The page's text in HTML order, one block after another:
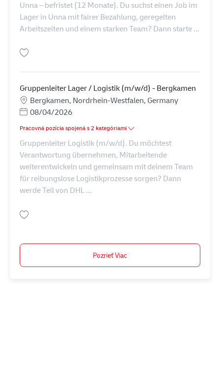
Unna – befristet (12 Monate). Du suchst einen Job im
Lager in Unna mit fairer Bezahlung, geregelten
Arbeitszeiten und einem starken Team? Dann starte ...
Gruppenleiter Lager / Logistik (m/w/d) - Bergkamen
MiestoBergkamen, Nordrhein-Westfalen, Germany
Posted Date
08/04/2026
Pracovná pozícia spojená s 2 kategóriami
Gruppenleiter Logistik (m/w/d). Du möchtest
Verantwortung übernehmen, Mitarbeitende
weiterentwickeln und gemeinsam mit deinem Team
für reibungslose Logistikprozesse sorgen? Dann
werde Teil von DHL ...
Pozrieť Viac